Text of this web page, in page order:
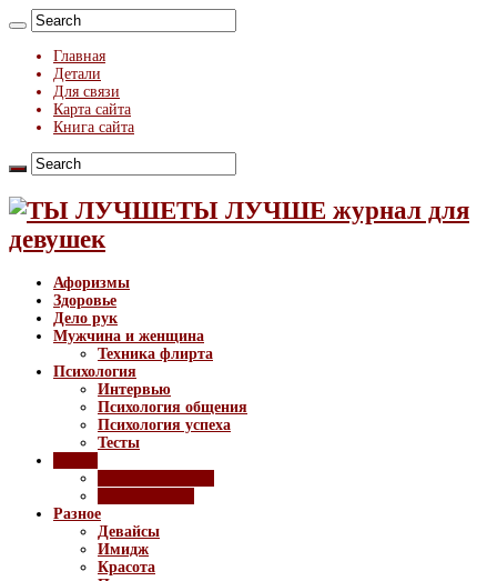
Главная
Детали
Для связи
Карта сайта
Книга сайта
ТЫ ЛУЧШЕ журнал для
девушек
Афоризмы
Здоровье
Дело рук
Мужчина и женщина
Техника флирта
Психология
Интервью
Психология общения
Психология успеха
Тесты
Разное
Девайсы
Имидж
Красота